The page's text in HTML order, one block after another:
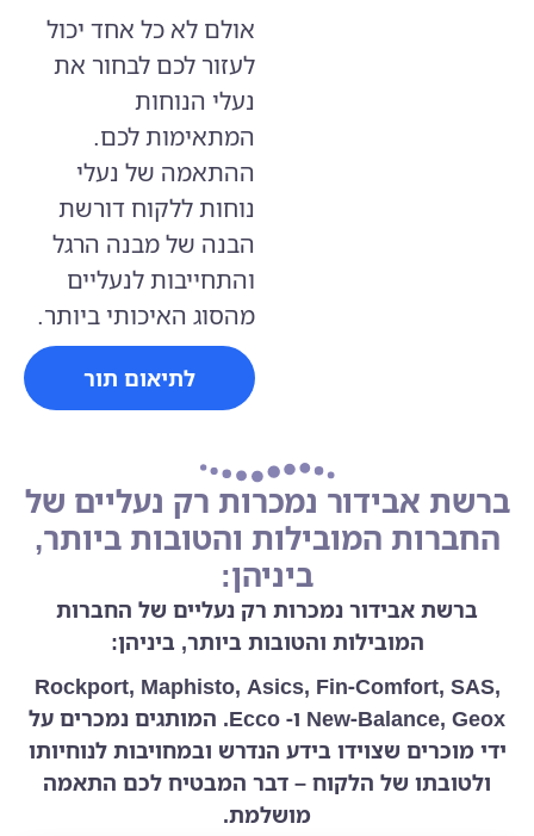
אולם לא כל אחד יכול
לעזור לכם לבחור את
נעלי הנוחות
המתאימות לכם.
ההתאמה של נעלי
נוחות ללקוח דורשת
הבנה של מבנה הרגל
והתחייבות לנעליים
מהסוג האיכותי ביותר.
לתיאום תור
ברשת אבידור נמכרות רק נעליים של
החברות המובילות והטובות ביותר,
ביניהן:
ברשת אבידור נמכרות רק נעליים של החברות
המובילות והטובות ביותר, ביניהן:
Rockport, Maphisto, Asics, Fin-Comfort, SAS,
New-Balance, Geox ו- Ecco. המותגים נמכרים על
ידי מוכרים שצוידו בידע הנדרש ובמחויבות לנוחיותו
ולטובתו של הלקוח – דבר המבטיח לכם התאמה
מושלמת.